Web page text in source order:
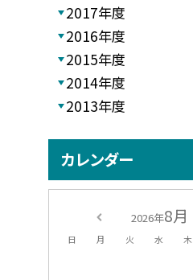
2017年度
2016年度
2015年度
2014年度
2013年度
カレンダー
2026年8月
日 月 火 水 木